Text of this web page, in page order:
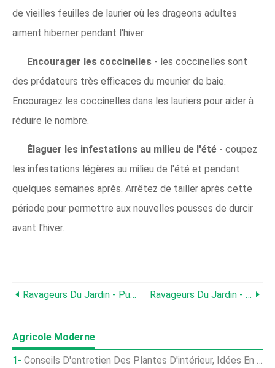
de vieilles feuilles de laurier où les drageons adultes
aiment hiberner pendant l'hiver.
Encourager les coccinelles - les coccinelles sont
des prédateurs très efficaces du meunier de baie.
Encouragez les coccinelles dans les lauriers pour aider à
réduire le nombre.
Élaguer les infestations au milieu de l'été - coupez
les infestations légères au milieu de l'été et pendant
quelques semaines après. Arrêtez de tailler après cette
période pour permettre aux nouvelles pousses de durcir
avant l'hiver.
Ravageurs Du Jardin - Pucerons Ravageurs Du Jardin - Chats
Agricole Moderne
Conseils D'entretien Des Plantes D'intérieur, Idées En Inde